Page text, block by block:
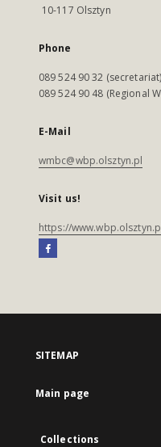
10-117 Olsztyn
Phone
089 524 90 32 (secretariat)
089 524 90 48 (Regional
E-Mail
wmbc@wbp.olsztyn.pl
Visit us!
https://
SITEMAP
Main page
Collections